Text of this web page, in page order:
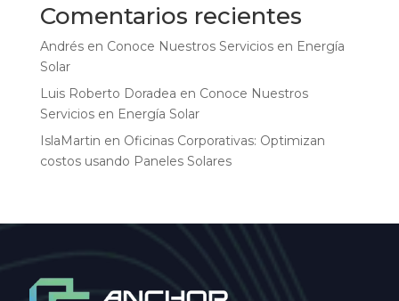
Comentarios recientes
Andrésen Conoce Nuestros Servicios en Energía
Solar
Luis Roberto Doradea en Conoce Nuestros
Servicios en Energía Solar
IslaMartin en Oficinas Corporativas: Optimizan
costos usando Paneles Solares